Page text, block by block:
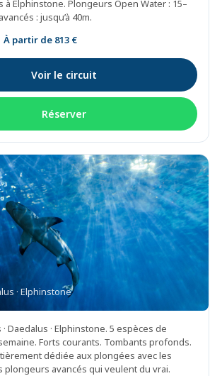
à Elphinstone. Plongeurs Open Water : 15–
: jusqu’à 40m.
À partir de 813 €
Voir le circuit
Réserver
· Elphinstone
Daedalus · Elphinstone. 5 espèces de
Forts courants. Tombants profonds.
dédiée aux plongées avec les
plongeurs avancés qui veulent du vrai.